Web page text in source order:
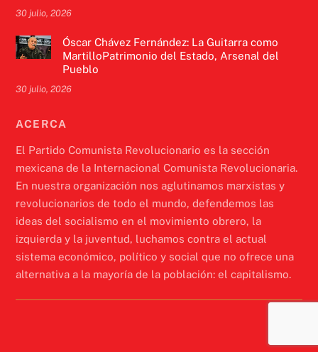
30 julio, 2026
Óscar Chávez Fernández: La Guitarra como
MartilloPatrimonio del Estado, Arsenal del
Pueblo
30 julio, 2026
ACERCA
El Partido Comunista Revolucionario es la sección
mexicana de la Internacional Comunista Revolucionaria.
En nuestra organización nos aglutinamos marxistas y
revolucionarios de todo el mundo, defendemos las
ideas del socialismo en el movimiento obrero, la
izquierda y la juventud, luchamos contra el actual
sistema económico, político y social que no ofrece una
alternativa a la mayoría de la población: el capitalismo.